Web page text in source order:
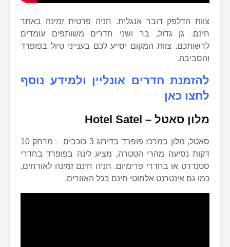
צוות הדלפק דובר אנגלית. חניה פרטית זמינה באתר
חינם. גן גדול, בר ושני חדרים משותפים עומדים
לרשותכם. צוות המקום יסייע לכם בענייני טיול בפופרד
והסביבה.
להזמנת חדרים אונליין ולמידע נוסף
לחצו כאן
מלון סאטל – Hotel Satel
סאטל, מלון במרכז פופרד בדירוג 3 כוכבים – מרחק 10
דקות נסיעה מהרי הטטרה, מציע לינה בפופרד בחדרי
סטנדרט או בחדרי פרימיום. חניה חינם זמינה לאורחים,
כמו גם אינטרנט אלחוטי חינם בכל האזורים.